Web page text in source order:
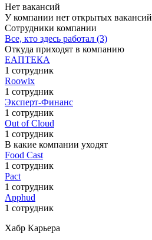
Нет вакансий
У компании нет открытых вакансий
Сотрудники компании
Все, кто здесь работал (3)
Откуда приходят в компанию
ЕАПТЕКА
1 сотрудник
Roowix
1 сотрудник
Эксперт-Финанс
1 сотрудник
Out of Cloud
1 сотрудник
В какие компании уходят
Food Cast
1 сотрудник
Pact
1 сотрудник
Apphud
1 сотрудник
Хабр Карьера